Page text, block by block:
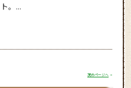
。...
次のページへ